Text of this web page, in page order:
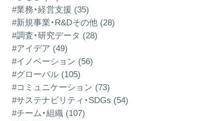
#業務・経営支援 (35)
#新規事業・R&Dその他 (28)
#調査・研究データ (28)
#アイデア (49)
#イノベーション (56)
#グローバル (105)
#コミュニケーション (73)
#サステナビリティ・SDGs (54)
#チーム・組織 (107)